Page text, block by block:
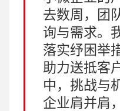
去数周，团
询与需求。
落实纾困举
助力送抵客
中，挑战与
企业肩并肩